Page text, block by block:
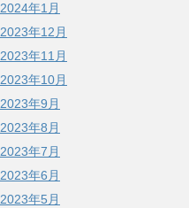
2024年1月
2023年12月
2023年11月
2023年10月
2023年9月
2023年8月
2023年7月
2023年6月
2023年5月